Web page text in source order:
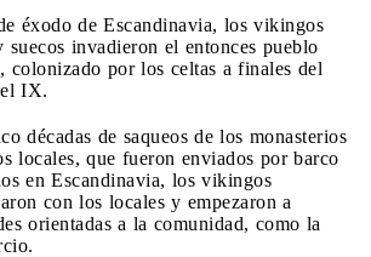
éxodo de Escandinavia, los vikingos
suecos invadieron el entonces pueblo
colonizado por los celtas a finales del
IX.
décadas de saqueos de los monasterios
locales, que fueron enviados por barco
en Escandinavia, los vikingos
con los locales y empezaron a
orientadas a la comunidad, como la